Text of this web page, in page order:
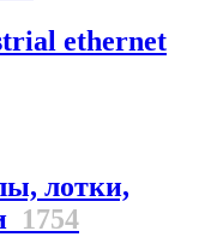
ethernet
лотки,
1754